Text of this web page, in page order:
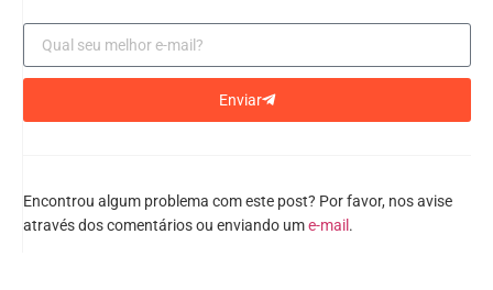
Enviar
Encontrou algum problema com este post? Por favor, nos avise
através dos comentários ou enviando ume-mail .